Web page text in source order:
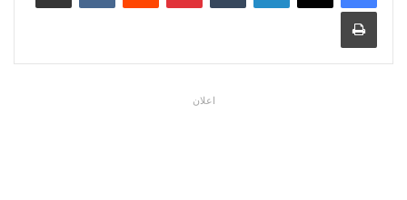
طباعة
اعلان